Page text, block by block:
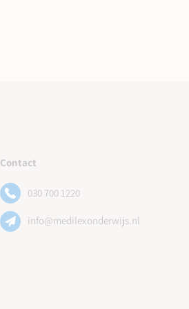
Contact
030 700 1220
info@medilexonderwijs.nl